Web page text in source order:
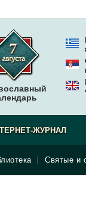
Святые и
ЖУРНАЛ